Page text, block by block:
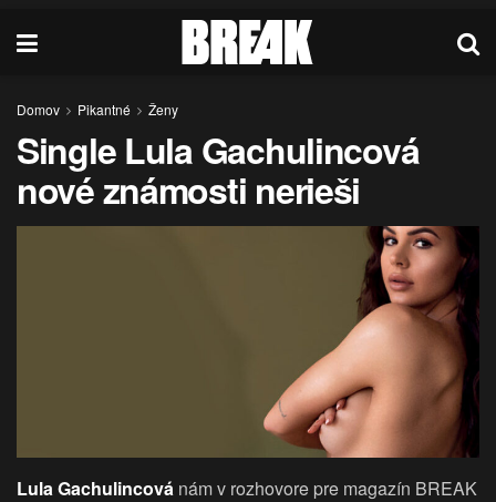
Domov Pikantné Ženy
Single Lula Gachulincová
nové známosti nerieši
Lula Gachulincová nám v rozhovore pre magazín BREAK